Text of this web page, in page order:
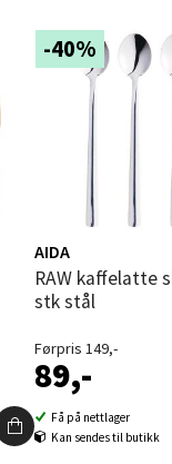
-40%
AIDA
RAW kaffelatte skje 18 cm 4
stk stål
Førpris 149,-
89,-
Få på nettlager
Kan sendes til butikk